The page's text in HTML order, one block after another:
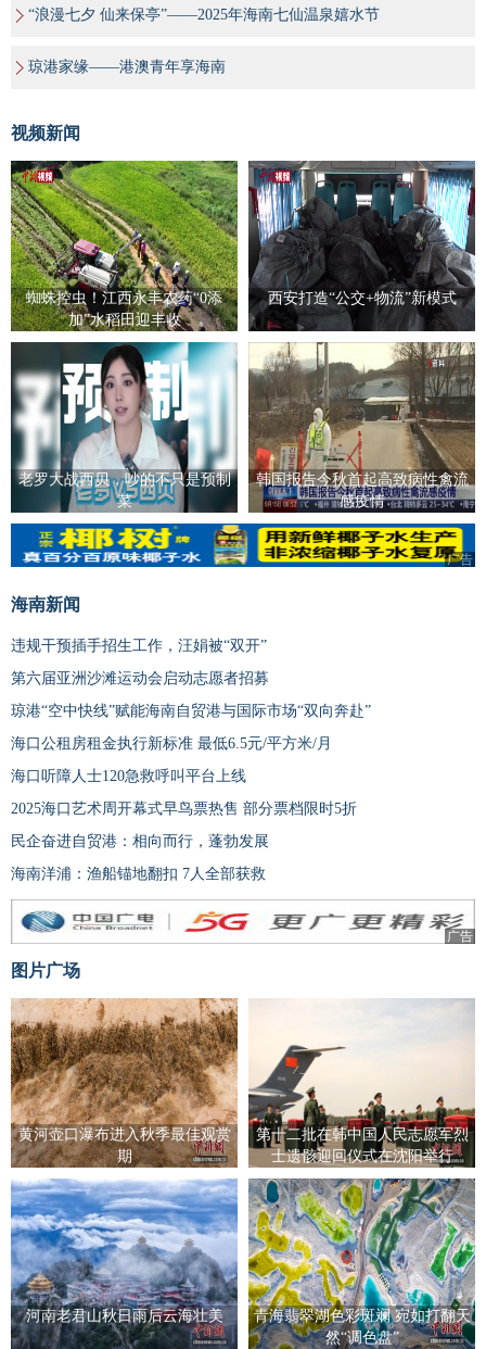
“浪漫七夕 仙来保亭”——2025年海南七仙温泉嬉水节
琼港家缘——港澳青年享海南
视频新闻
蜘蛛控虫！江西永丰农药“0添
加”水稻田迎丰收
西安打造“公交+物流”新模式
老罗大战西贝，吵的不只是预制
菜
韩国报告今秋首起高致病性禽流
感疫情
广告
海南新闻
违规干预插手招生工作，汪娟被“双开”
第六届亚洲沙滩运动会启动志愿者招募
琼港“空中快线”赋能海南自贸港与国际市场“双向奔赴”
海口公租房租金执行新标准 最低6.5元/平方米/月
海口听障人士120急救呼叫平台上线
2025海口艺术周开幕式早鸟票热售 部分票档限时5折
民企奋进自贸港：相向而行，蓬勃发展
海南洋浦：渔船锚地翻扣 7人全部获救
广告
图片广场
黄河壶口瀑布进入秋季最佳观赏
期
第十二批在韩中国人民志愿军烈
士遗骸迎回仪式在沈阳举行
河南老君山秋日雨后云海壮美
青海翡翠湖色彩斑斓 宛如打翻天
然“调色盘”